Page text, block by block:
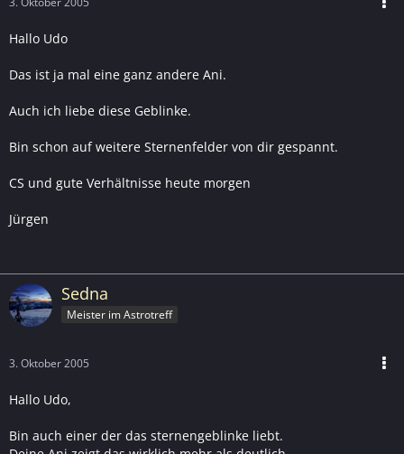
Hallo Udo
Das ist ja mal eine ganz andere Ani.
Auch ich liebe diese Geblinke.
Bin schon auf weitere Sternenfelder von dir gespannt.
CS und gute Verhältnisse heute morgen
Jürgen
Sedna
Meister im Astrotreff
3. Oktober 2005
Hallo Udo,
Bin auch einer der das sternengeblinke liebt.